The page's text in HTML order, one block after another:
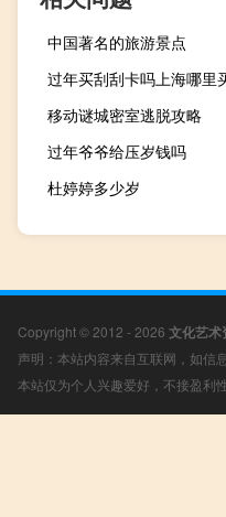
中国著名的旅游景点
过年买刮刮卡吗上海哪里
移动谜城密室逃脱攻略
过年爷爷给压岁钱吗
杜婷婷多少岁
Copyright © 2012 - 2026 文化艺术
声明：本站内容来自互联网，如信
本站仅为个人兴趣爱好，不接盈利